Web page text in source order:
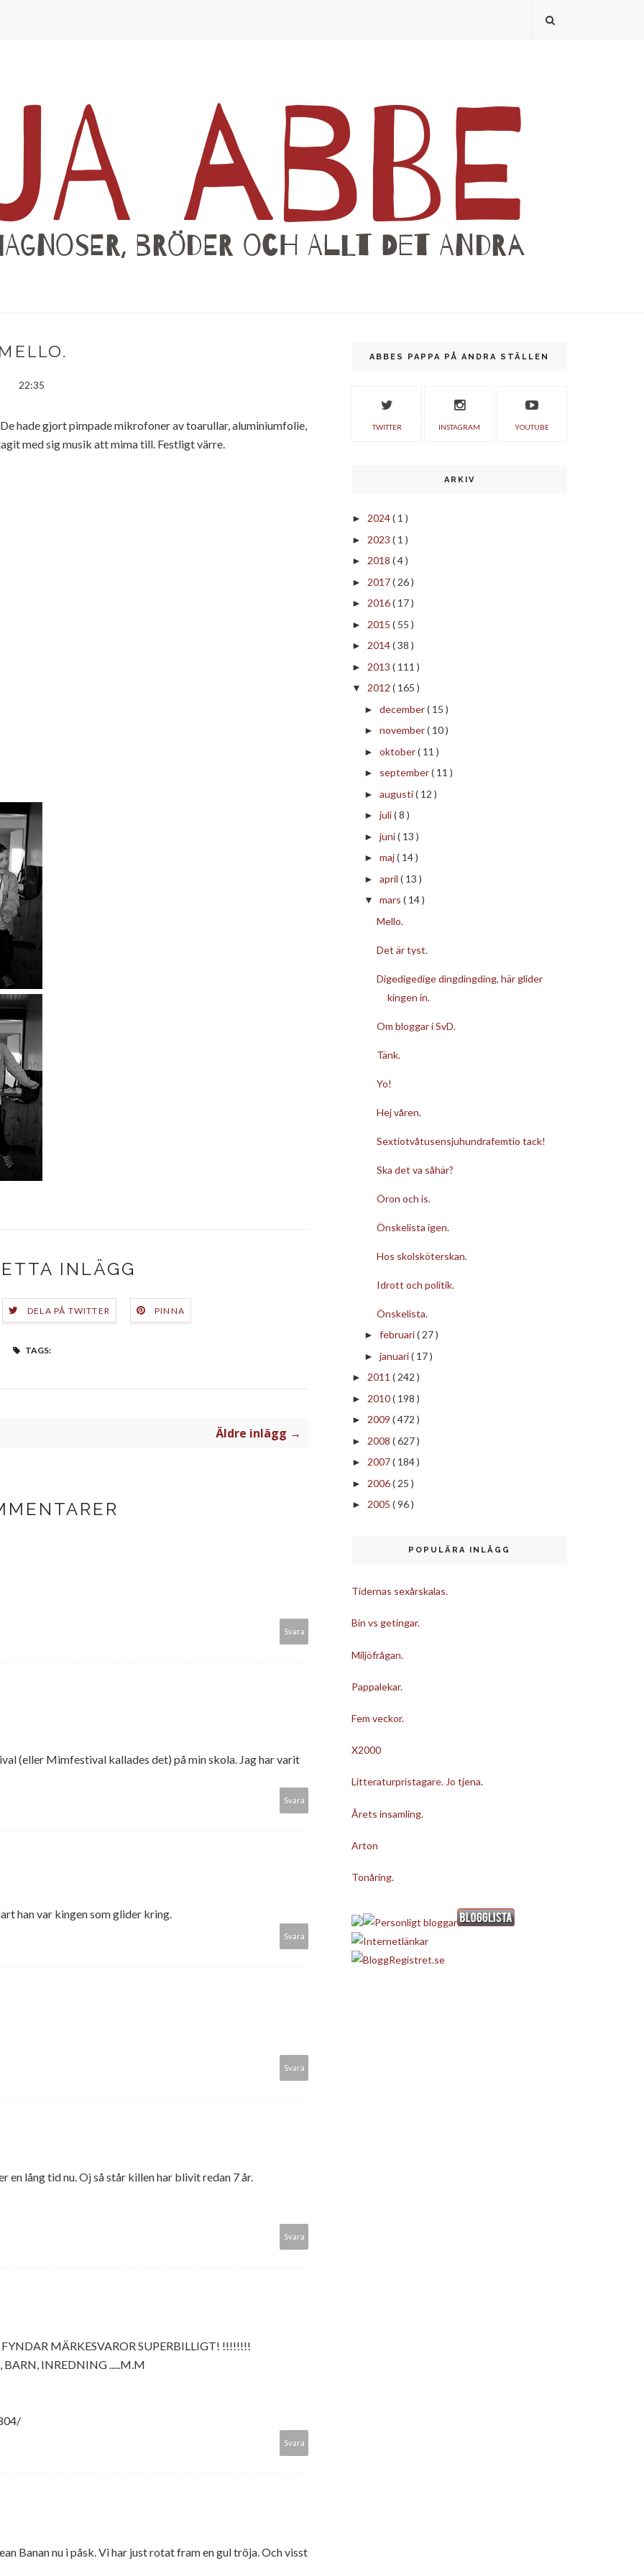
22:35
hade gjort pimpade mikrofoner av toarullar, aluminiumfolie,
med sig musik att mima till. Festligt värre.
INLÄGG
DELA PÅ TWITTER PINNA
TAGS:
Äldre inlägg →
Svara
(eller Mimfestival kallades det) på min skola. Jag har varit
Svara
han var kingen som glider kring.
Svara
Svara
en lång tid nu. Oj så står killen har blivit redan 7 år.
Svara
MÄRKESVAROR SUPERBILLIGT! !!!!!!!!
BARN, INREDNING .....M.M
Svara
Banan nu i påsk. Vi har just rotat fram en gul tröja. Och visst
ABBES PAPPA PÅ ANDRA STÄLLEN
TWITTER INSTAGRAM YOUTUBE
ARKIV
► 2024( 1 )
► 2023 ( 1 )
► 2018 ( 4 )
► 2017( 26 )
► 2016( 17 )
► 2015 ( 55 )
► 2014( 38 )
► 2013 ( 111 )
▼ 2012 ( 165 )
► december( 15 )
► november( 10 )
► oktober( 11 )
► september( 11 )
► augusti( 12 )
► juli( 8 )
► juni( 13 )
► maj( 14 )
► april ( 13 )
▼ mars ( 14 )
Mello.
Det är tyst.
Digedigedige dingdingding, här glider
kingen in.
Om bloggar i SvD.
Tänk.
Yo!
Hej våren.
Sextiotvåtusensjuhundrafemtio tack!
Ska det va såhär?
Öron och is.
Önskelista igen.
Hos skolsköterskan.
Idrott och politik.
Önskelista.
► februari( 27 )
► januari( 17 )
► 2011 ( 242 )
► 2010( 198 )
► 2009 ( 472 )
► 2008 ( 627 )
► 2007( 184 )
► 2006( 25 )
► 2005 ( 96 )
POPULÄRA INLÄGG
Tidernas sexårskalas.
Bin vs getingar.
Miljöfrågan.
Pappalekar.
Fem veckor.
X2000
Litteraturpristagare. Jo tjena.
Årets insamling.
Arton
Tonåring.